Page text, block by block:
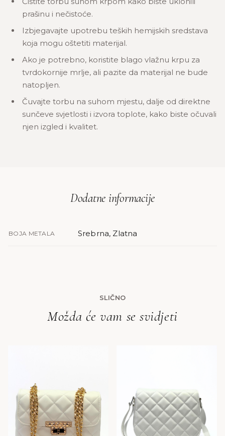
prašinu i nečistoće.
Izbjegavajte upotrebu teških hemijskih sredstava
koja mogu oštetiti materijal.
Ako je potrebno, koristite blago vlažnu krpu za
tvrdokornije mrlje, ali pazite da materijal ne bude
natopljen.
Čuvajte torbu na suhom mjestu, dalje od direktne
sunčeve svjetlosti i izvora toplote, kako biste očuvali
njen izgled i kvalitet.
Dodatne informacije
BOJA METALA Srebrna, Zlatna
SLIČNO
Možda će vam se svidjeti